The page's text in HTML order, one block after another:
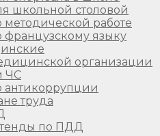
школьной столовой
методической работе
французскому языку
организации
ЧС
антикоррупции
труда
по ПДД